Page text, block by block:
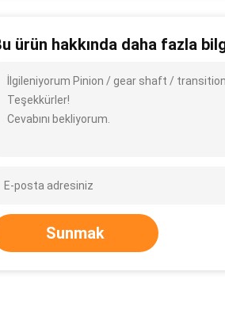
ürün hakkında daha fazla
İlgileniyorum Pinion / gear shaft /
Teşekkürler!
Cevabını bekliyorum.
Sunmak